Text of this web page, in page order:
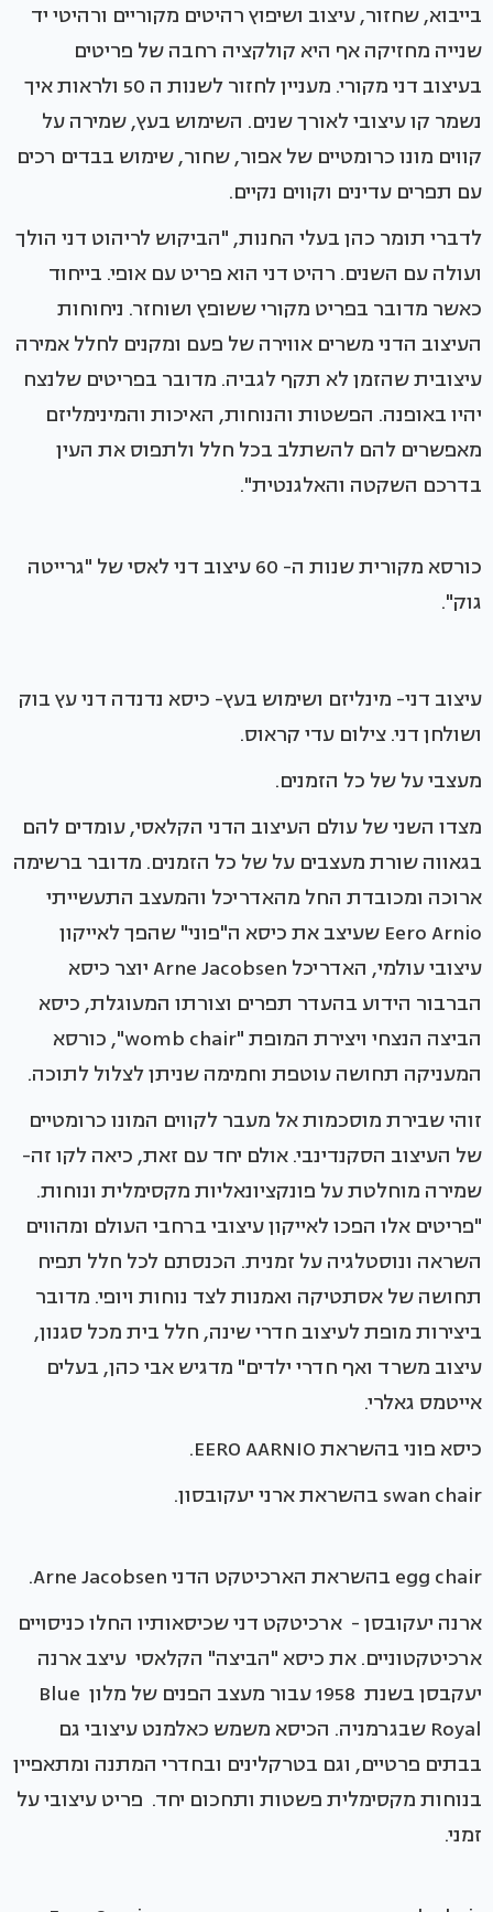
בייבוא, שחזור, עיצוב ושיפוץ רהיטים מקוריים ורהיטי יד
שנייה מחזיקה אף היא קולקציה רחבה של פריטים
בעיצוב דני מקורי. מעניין לחזור לשנות ה 50 ולראות איך
נשמר קו עיצובי לאורך שנים. השימוש בעץ, שמירה על
קווים מונו כרומטיים של אפור, שחור, שימוש בבדים רכים
עם תפרים עדינים וקווים נקיים.
לדברי תומר כהן בעלי החנות, "הביקוש לריהוט דני הולך
ועולה עם השנים. רהיט דני הוא פריט עם אופי. בייחוד
כאשר מדובר בפריט מקורי ששופץ ושוחזר. ניחוחות
העיצוב הדני משרים אווירה של פעם ומקנים לחלל אמירה
עיצובית שהזמן לא תקף לגביה. מדובר בפריטים שלנצח
יהיו באופנה. הפשטות והנוחות, האיכות והמינימליזם
מאפשרים להם להשתלב בכל חלל ולתפוס את העין
בדרכם השקטה והאלגנטית".
כורסא מקורית שנות ה- 60 עיצוב דני לאסי של "גרייטה
גוק".
עיצוב דני- מינליזם ושימוש בעץ- כיסא נדנדה דני עץ בוק
ושולחן דני. צילום עדי קראוס.
מעצבי על של כל הזמנים.
מצדו השני של עולם העיצוב הדני הקלאסי, עומדים להם
בגאווה שורת מעצבים על של כל הזמנים. מדובר ברשימה
ארוכה ומכובדת החל מהאדריכל והמעצב התעשייתי
Eero Arnio שעיצב את כיסא ה"פוני" שהפך לאייקון
עיצובי עולמי, האדריכל Arne Jacobsen יוצר כיסא
הברבור הידוע בהעדר תפרים וצורתו המעוגלת, כיסא
הביצה הנצחי ויצירת המופת "womb chair", כורסא
המעניקה תחושה עוטפת וחמימה שניתן לצלול לתוכה.
זוהי שבירת מוסכמות אל מעבר לקווים המונו כרומטיים
של העיצוב הסקנדינבי. אולם יחד עם זאת, כיאה לקו זה-
שמירה מוחלטת על פונקציונאליות מקסימלית ונוחות.
"פריטים אלו הפכו לאייקון עיצובי ברחבי העולם ומהווים
השראה ונוסטלגיה על זמנית. הכנסתם לכל חלל תפיח
תחושה של אסתטיקה ואמנות לצד נוחות ויופי. מדובר
ביצירות מופת לעיצוב חדרי שינה, חלל בית מכל סגנון,
עיצוב משרד ואף חדרי ילדים" מדגיש אבי כהן, בעלים
אייטמס גאלרי.
כיסא פוני בהשראת EERO AARNIO.
swan chair בהשראת ארני יעקובסון.
egg chair בהשראת הארכיטקט הדני Arne Jacobsen.
ארנה יעקובסן - ארכיטקט דני שכיסאותיו החלו כניסויים
ארכיטקטוניים. את כיסא "הביצה" הקלאסי עיצב ארנה
יעקבסן בשנת 1958 עבור מעצב הפנים של מלון Blue
Royal שבגרמניה. הכיסא משמש כאלמנט עיצובי גם
בבתים פרטיים, וגם בטרקלינים ובחדרי המתנה ומתאפיין
בנוחות מקסימלית פשטות ותחכום יחד. פריט עיצובי על
זמני.